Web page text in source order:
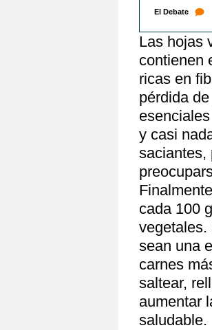
El Debate
Las hojas
contienen
ricas en
pérdida
y casi
saciantes,
cada 100
vegetales.
sean una
carnes
saltear,
aumentar
saludable.